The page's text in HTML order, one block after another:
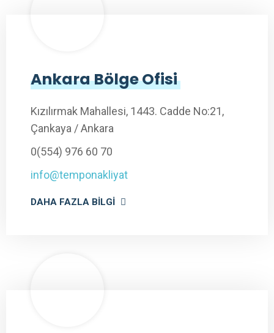
Ankara Bölge Ofisi
Kızılırmak Mahallesi, 1443. Cadde No:21,
Çankaya / Ankara
0(554) 976 60 70
info@temponakliyat
DAHA FAZLA BILGI